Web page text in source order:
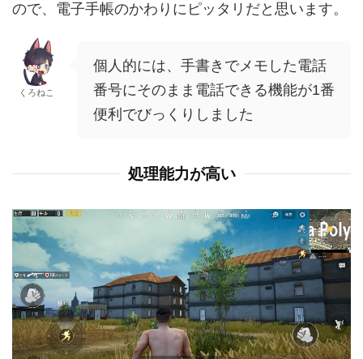
ので、電子手帳のかわりにピッタリだと思います。
くろねこ
個人的には、手書きでメモした電話
番号にそのまま電話できる機能が1番
便利でびっくりしました
処理能力が高い